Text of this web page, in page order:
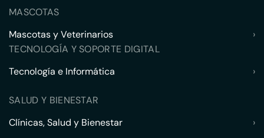
MASCOTAS
Mascotas y Veterinarios
›
TECNOLOGÍA Y SOPORTE DIGITAL
Tecnología e Informática
›
SALUD Y BIENESTAR
Clínicas, Salud y Bienestar
›